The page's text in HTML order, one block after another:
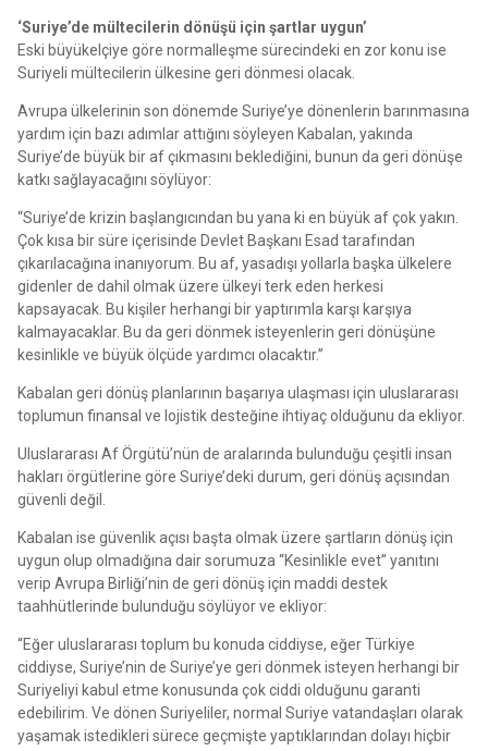
‘Suriye’de mültecilerin dönüşü için şartlar uygun’
Eski büyükelçiye göre normalleşme sürecindeki en zor konu ise
Suriyeli mültecilerin ülkesine geri dönmesi olacak.
Avrupa ülkelerinin son dönemde Suriye’ye dönenlerin barınmasına
yardım için bazı adımlar attığını söyleyen Kabalan, yakında
Suriye’de büyük bir af çıkmasını beklediğini, bunun da geri dönüşe
katkı sağlayacağını söylüyor:
“Suriye’de krizin başlangıcından bu yana ki en büyük af çok yakın.
Çok kısa bir süre içerisinde Devlet Başkanı Esad tarafından
çıkarılacağına inanıyorum. Bu af, yasadışı yollarla başka ülkelere
gidenler de dahil olmak üzere ülkeyi terk eden herkesi
kapsayacak. Bu kişiler herhangi bir yaptırımla karşı karşıya
kalmayacaklar. Bu da geri dönmek isteyenlerin geri dönüşüne
kesinlikle ve büyük ölçüde yardımcı olacaktır.”
Kabalan geri dönüş planlarının başarıya ulaşması için uluslararası
toplumun finansal ve lojistik desteğine ihtiyaç olduğunu da ekliyor.
Uluslararası Af Örgütü’nün de aralarında bulunduğu çeşitli insan
hakları örgütlerine göre Suriye’deki durum, geri dönüş açısından
güvenli değil.
Kabalan ise güvenlik açısı başta olmak üzere şartların dönüş için
uygun olup olmadığına dair sorumuza “Kesinlikle evet” yanıtını
verip Avrupa Birliği’nin de geri dönüş için maddi destek
taahhütlerinde bulunduğu söylüyor ve ekliyor:
“Eğer uluslararası toplum bu konuda ciddiyse, eğer Türkiye
ciddiyse, Suriye’nin de Suriye’ye geri dönmek isteyen herhangi bir
Suriyeliyi kabul etme konusunda çok ciddi olduğunu garanti
edebilirim. Ve dönen Suriyeliler, normal Suriye vatandaşları olarak
yaşamak istedikleri sürece geçmişte yaptıklarından dolayı hiçbir